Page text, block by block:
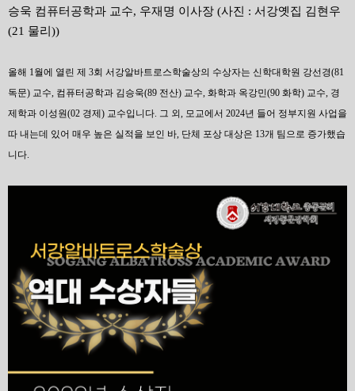
승욱 컴퓨터공학과 교수, 우재명 이사장 (사진 : 서강옛집 김현우
(21 물리))
올해 1월에 열린 제 3회 서강알바트로스학술상의 수상자는 신학대학원 강선경(81
독문) 교수, 컴퓨터공학과 김승욱(89 전산) 교수, 화학과 옥강민(90 화학) 교수, 경
제학과 이성원(02 경제) 교수입니다. 그 외, 모교에서 2024년 들어 정부지원 사업을
따 내는데 있어 매우 높은 실적을 보인 바, 단체 포상 대상은 13개 팀으로 증가했습
니다.